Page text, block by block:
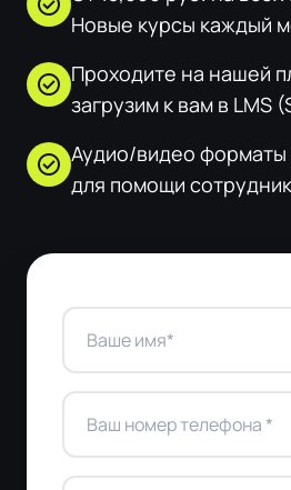
Новые курсы каждый
check_circle Проходите на нашей
загрузим к вам в LMS
check_circle Аудио/видео форматы
для помощи